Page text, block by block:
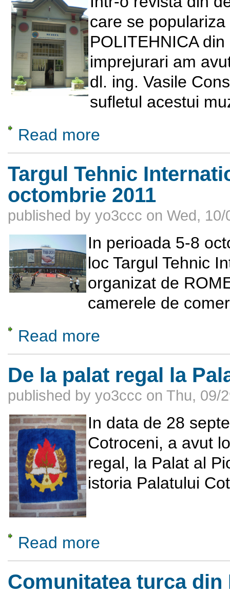
care se
POLITEHNICA
imprejurari am
dl. ing. Vasile
sufletul acestui
Read more
Targul Tehnic
octombrie 2011
published by yo3ccc on Wed, 10/
In perioada 5-8
loc Targul Tehnic
organizat de
camerele de
Read more
De la palat regal la
published by yo3ccc on Thu, 09/
In data de 28
Cotroceni, a avut
regal, la Palat al
istoria Palatului
Read more
Comunitatea turca din